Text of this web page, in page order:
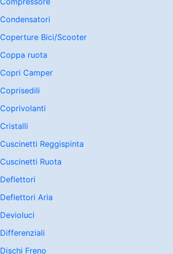
Condensatori
Coperture Bici/Scooter
Coppa ruota
Copri Camper
Coprisedili
Coprivolanti
Cristalli
Cuscinetti Reggispinta
Cuscinetti Ruota
Deflettori
Deflettori Aria
Devioluci
Differenziali
Dischi Freno